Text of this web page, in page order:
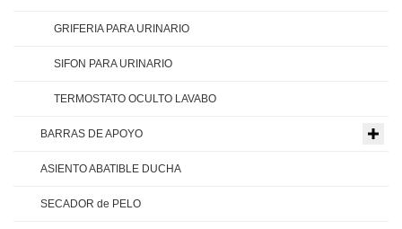
GRIFERIA PARA URINARIO
SIFON PARA URINARIO
TERMOSTATO OCULTO LAVABO
BARRAS DE APOYO
ASIENTO ABATIBLE DUCHA
SECADOR de PELO